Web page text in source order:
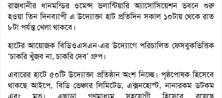
রাজধানীর ধানমন্ডির ওমেন্স ভলান্টিয়ারি অ্যাসোসিয়েশন ভবনে শুরু
হওয়া তিন দিনব্যাপী এ উদ্যোক্তা হাট প্রতিদিন সকাল ১০টায় থেকে রাত
৮টা পর্যন্ত খেলা থাকবে।
হাটের আয়োজক বিডিওএসএন-এর উদ্যোগে পরিচালিত ফেসবুকভিত্তিক
‘চাকরি খুঁজব না, চাকরি দেব’ গ্রুপ।
এবারের হাটে ৫০টি উদ্যোক্তা প্রতিষ্ঠান অংশ নিচ্ছে। পৃষ্ঠপোষক হিসেবে
থাকছে আইপে, বিডি ভেঞ্চার লিমিটেড, এক্সনহোস্ট, নানারকম ডটকম